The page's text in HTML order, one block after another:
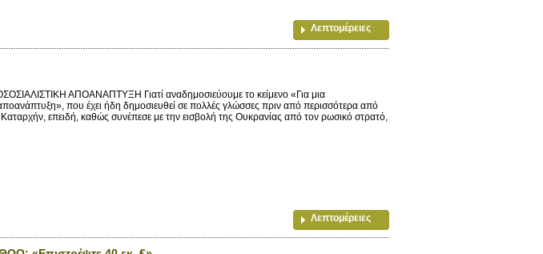
Λεπτομέρειες
ΑΠΟΑΝΑΠΤΥΞΗ Γιατί αναδημοσιεύουμε το κείμενο «Για μια
αποανάπτυξη», που έχει ήδη δημοσιευθεί σε πολλές γλώσσες πριν από περισσότερα από
Καταρχήν, επειδή, καθώς συνέπεσε με την εισβολή της Ουκρανίας από τον ρωσικό στρατό,
Λεπτομέρειες